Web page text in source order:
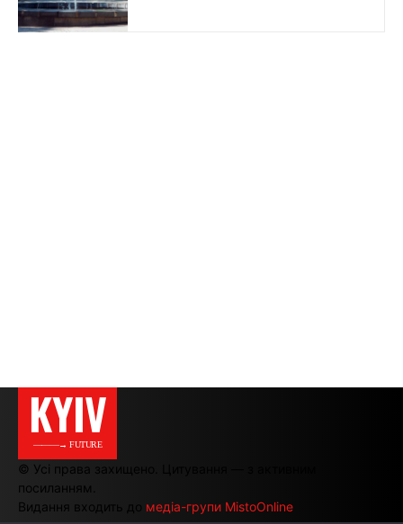
KYIV
———→ FUTURE
© Усі права захищено. Цитування — з активним
посиланням.
Видання входить до медіа-групи MistoOnline